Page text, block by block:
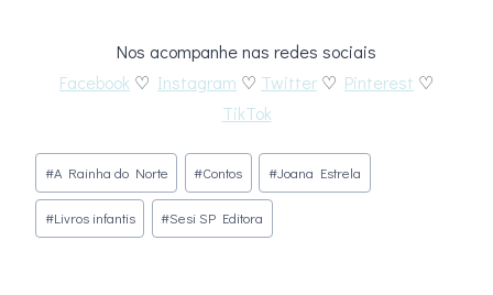
Nos acompanhe nas redes sociais
Facebook ♡ Instagram ♡ Twitter ♡ Pinterest ♡
TikTok
Tags
do
Post:
#A Rainha do Norte #Contos #Joana Estrela
#Livros infantis #Sesi SP Editora